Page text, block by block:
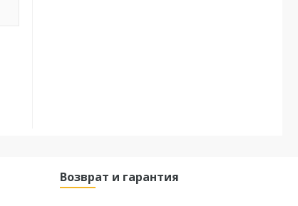
Возврат и гарантия